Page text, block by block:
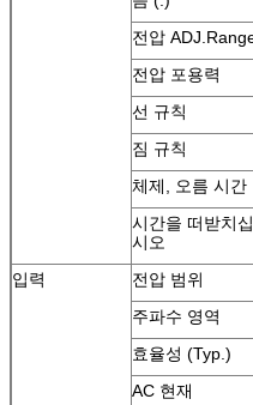
전압
전압 포용력
선 규칙
짐 규칙
체제, 오름 시간
시간을 떠받치십
시오
입력 전압 범위
주파수 영역
효율성 (Typ.)
AC 현재